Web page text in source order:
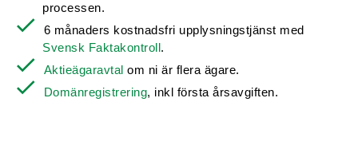
processen.
6 månaders kostnadsfri upplysningstjänst med
Svensk Faktakontroll.
Aktieägaravtal om ni är flera ägare.
Domänregistrering, inkl första årsavgiften.